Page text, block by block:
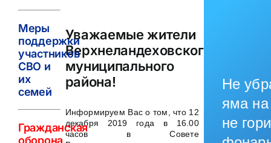
Уважаемые жители
Верхнеландеховского
муниципального
района!
Информируем Вас о том, что 12
декабря 2019 года в 16.00
часов в Совете
Меры
поддержки
участников
СВО и
их
семей
Гражданская
оборона
Не
яма на
не